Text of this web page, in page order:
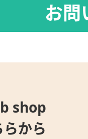
お問
shop
から